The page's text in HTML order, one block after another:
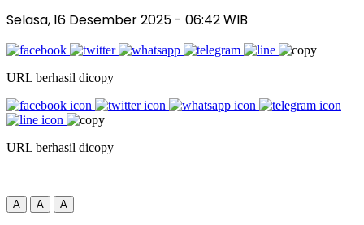
Selasa, 16 Desember 2025 - 06:42 WIB
URL berhasil dicopy
URL berhasil dicopy
A A A